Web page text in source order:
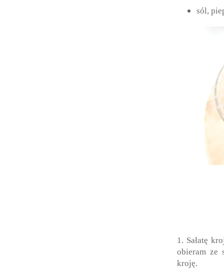
sól,
1. Sałatę
obieram ze
kroję.